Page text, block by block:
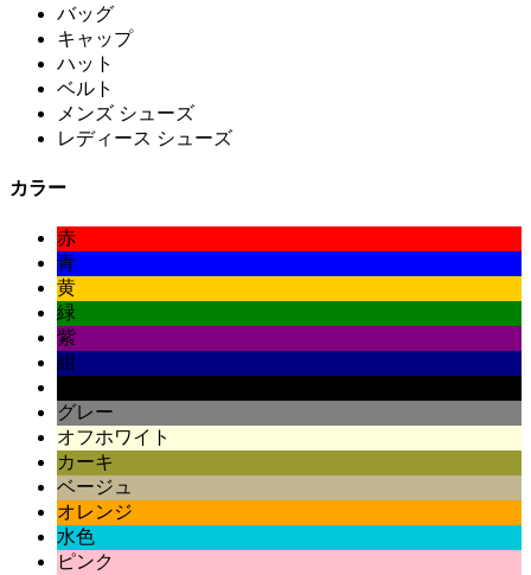
バッグ
キャップ
ハット
ベルト
メンズ シューズ
レディース シューズ
カラー
赤
青
黄
緑
紫
紺
グレー
オフホワイト
カーキ
ベージュ
オレンジ
水色
ピンク